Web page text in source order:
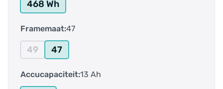
468 Wh
Framemaat:47
49 47
Accucapaciteit:13 Ah